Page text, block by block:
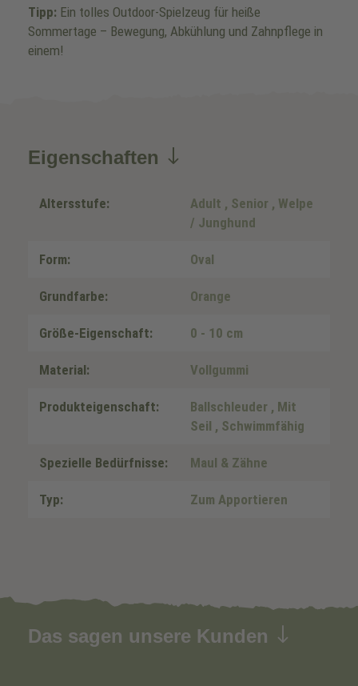
Tipp: Ein tolles Outdoor-Spielzeug für heiße
Sommertage – Bewegung, Abkühlung und Zahnpflege in
einem!
Eigenschaften
Altersstufe: Adult , Senior , Welpe
/ Junghund
Form: Oval
Grundfarbe: Orange
Größe-Eigenschaft: 0 - 10 cm
Material: Vollgummi
Produkteigenschaft: Ballschleuder , Mit
Seil , Schwimmfähig
Spezielle Bedürfnisse: Maul & Zähne
Typ: Zum Apportieren
Das sagen unsere Kunden